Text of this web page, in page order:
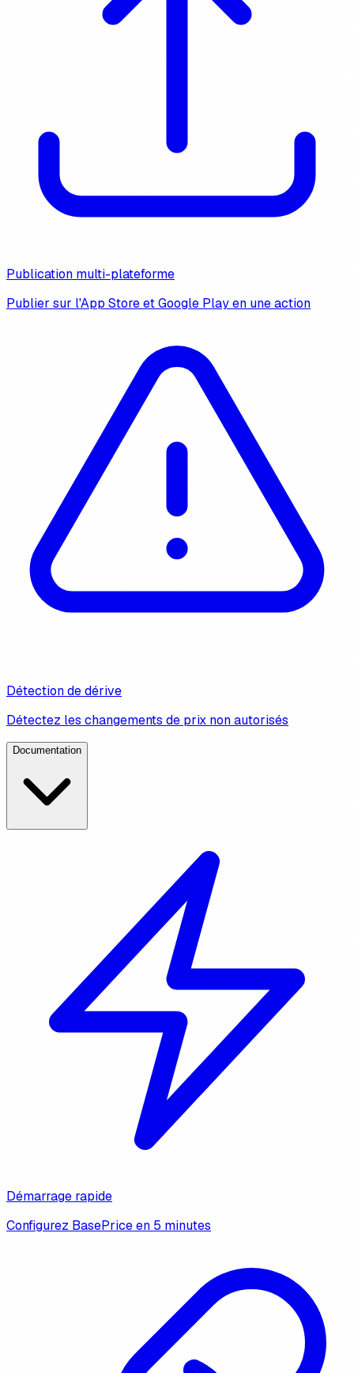
Publication multi-plateforme
Publier sur l'App Store et Google Play en une action
Détection de dérive
Détectez les changements de prix non autorisés
Documentation
Démarrage rapide
Configurez BasePrice en 5 minutes